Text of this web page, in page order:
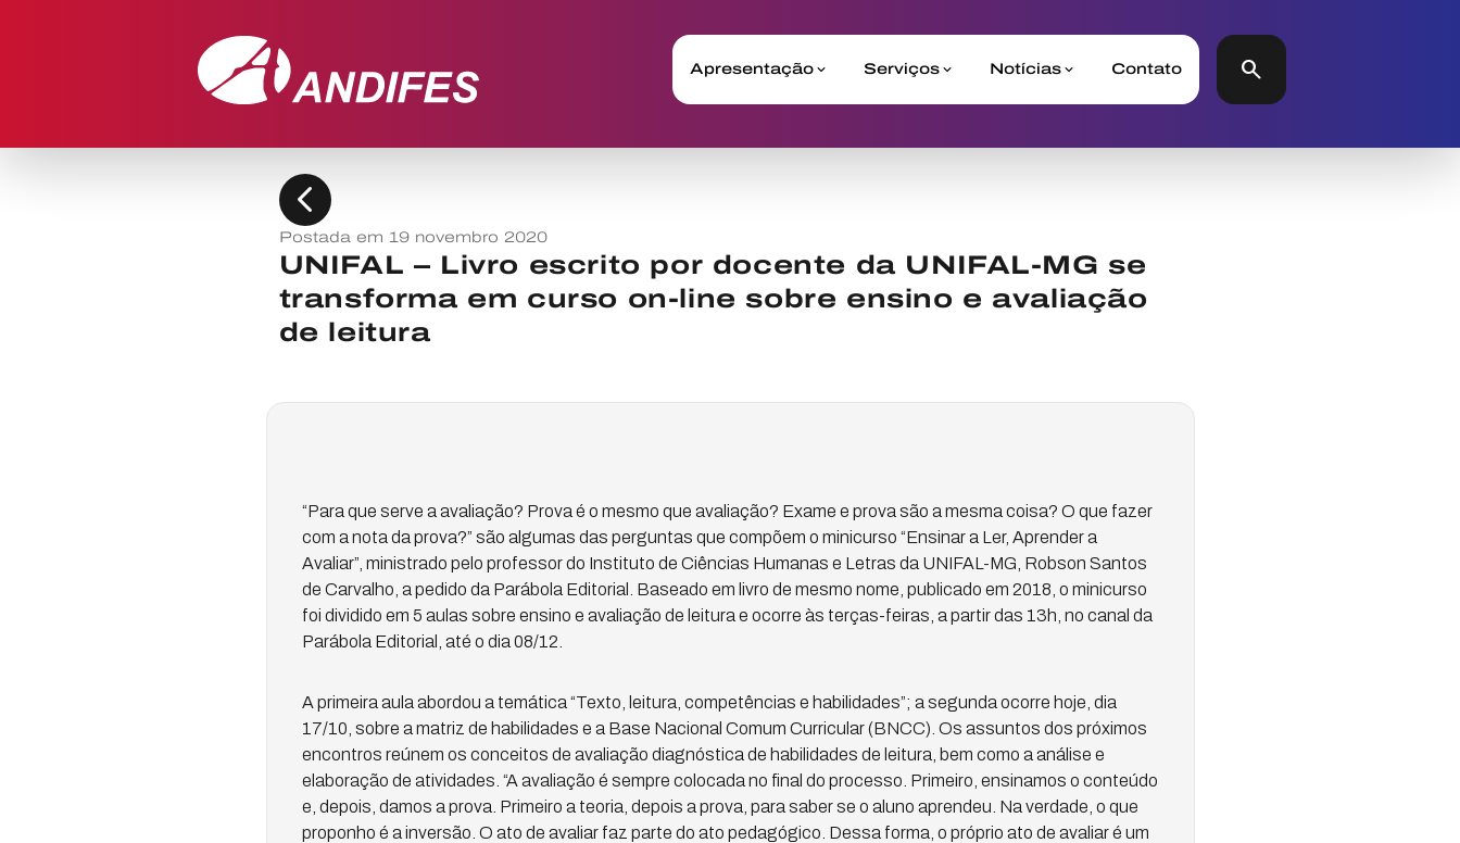
Apresentação Serviços Notícias Contato search
chevron_left
Postada em 19 novembro 2020
UNIFAL – Livro escrito por docente da UNIFAL-MG se
transforma em curso on-line sobre ensino e avaliação
de leitura
“Para que serve a avaliação? Prova é o mesmo que avaliação? Exame e prova são a mesma coisa? O que fazer
com a nota da prova?” são algumas das perguntas que compõem o minicurso “Ensinar a Ler, Aprender a
Avaliar”, ministrado pelo professor do Instituto de Ciências Humanas e Letras da UNIFAL-MG, Robson Santos
de Carvalho, a pedido da Parábola Editorial. Baseado em livro de mesmo nome, publicado em 2018, o minicurso
foi dividido em 5 aulas sobre ensino e avaliação de leitura e ocorre às terças-feiras, a partir das 13h, no canal da
Parábola Editorial, até o dia 08/12.
A primeira aula abordou a temática “Texto, leitura, competências e habilidades”; a segunda ocorre hoje, dia
17/10, sobre a matriz de habilidades e a Base Nacional Comum Curricular (BNCC). Os assuntos dos próximos
encontros reúnem os conceitos de avaliação diagnóstica de habilidades de leitura, bem como a análise e
elaboração de atividades. “A avaliação é sempre colocada no final do processo. Primeiro, ensinamos o conteúdo
e, depois, damos a prova. Primeiro a teoria, depois a prova, para saber se o aluno aprendeu. Na verdade, o que
proponho é a inversão. O ato de avaliar faz parte do ato pedagógico. Dessa forma, o próprio ato de avaliar é um